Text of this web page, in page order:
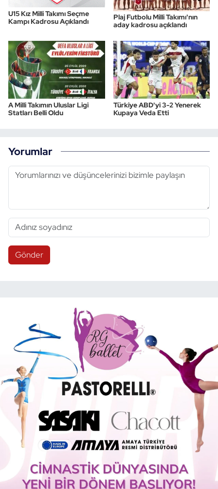
U15 Kız Milli Takımı Seçme
Kampı Kadrosu Açıklandı
Plaj Futbolu Milli Takımı'nın
aday kadrosu açıklandı
A Milli Takımın Uluslar Ligi
Statları Belli Oldu
Türkiye ABD'yi 3-2 Yenerek
Kupaya Veda Etti
Yorumlar
Gönder